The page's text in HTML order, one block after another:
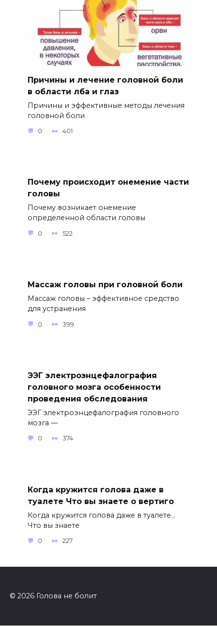
Причины и лечение головной боли
в области лба и глаз
Причины и эффективные методы лечения
головной боли
0 401
Почему происходит онемение части
головы
Почему возникает онемение
определенной области головы
0 522
Массаж головы при головной боли
Массаж головы – эффективное средство
для устранения
0 399
ЭЭГ электроэнцефалография
головного мозга особенности
проведения обследования
ЭЭГ электроэнцефалография головного
мозга —
0 374
Когда кружится голова даже в
туалете Что вы знаете о вертиго
Когда кружится голова даже в туалете…
Что вы знаете
0 227
© 2026 Голова не болит